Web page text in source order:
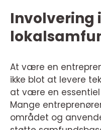
Involvering i
At være en
ikke blot at levere
at være en
Mange
området og